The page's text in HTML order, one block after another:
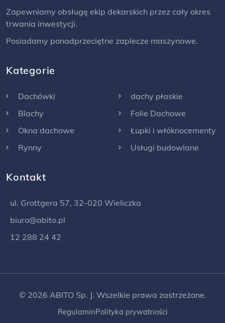
Zapewniamy obsługę ekip dekarskich przez cały okres
trwania inwestycji.
Posiadamy ponadprzeciętne zaplecze maszynowe.
Kategorie
Dachówki
Blachy
Okna dachowe
Rynny
dachy płaskie
Folie Dachowe
Łupki i włóknocementy
Usługi budowlane
Kontakt
ul. Grottgera 57, 32-020 Wieliczka
biuro@abito.pl
12 288 24 42
© 2026 ABITO Sp. J. Wszelkie prawa zastrzeżone.
RegulaminPolityka prywatności